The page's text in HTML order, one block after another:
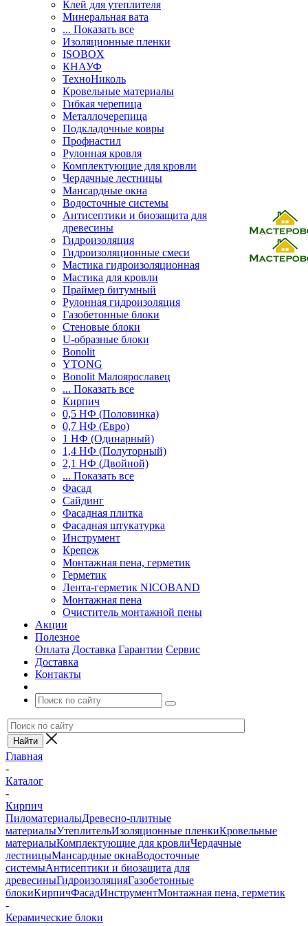
Клей для утеплителя
Минеральная вата
... Показать все
Изоляционные пленки
ISOBOX
КНАУФ
ТехноНиколь
Кровельные материалы
Гибкая черепица
Металлочерепица
Подкладочные ковры
Профнастил
Рулонная кровля
Комплектующие для кровли
Чердачные лестницы
Мансардные окна
Водосточные системы
Антисептики и биозащита для
древесины
Гидроизоляция
Гидроизоляционные смеси
Мастика гидроизоляционная
Мастика для кровли
Праймер битумный
Рулонная гидроизоляция
Газобетонные блоки
Стеновые блоки
U-образные блоки
Bonolit
YTONG
Bonolit Малоярославец
... Показать все
Кирпич
0,5 НФ (Половинка)
0,7 НФ (Евро)
1 НФ (Одинарный)
1,4 НФ (Полуторный)
2,1 НФ (Двойной)
... Показать все
Фасад
Сайдинг
Фасадная плитка
Фасадная штукатурка
Инструмент
Крепеж
Монтажная пена, герметик
Герметик
Лента-герметик NICOBAND
Монтажная пена
Очиститель монтажной пены
Акции
Полезное
Оплата Доставка Гарантии Сервис
Доставка
Контакты
Главная
-
Каталог
-
Кирпич
ПиломатериалыДревесно-плитные
материалыУтеплительИзоляционные пленкиКровельные
материалыКомплектующие для кровлиЧердачные
лестницыМансардные окнаВодосточные
системыАнтисептики и биозащита для
древесиныГидроизоляцияГазобетонные
блокиКирпичФасадИнструментМонтажная пена, герметик
-
Керамические блоки